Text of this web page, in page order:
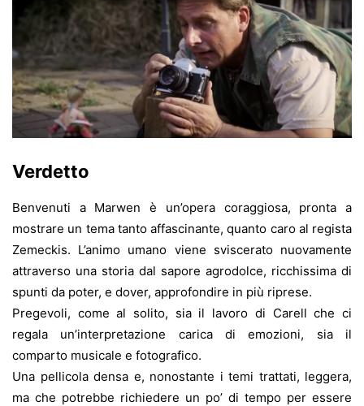
Verdetto
Benvenuti a Marwen è un’opera coraggiosa, pronta a
mostrare un tema tanto affascinante, quanto caro al regista
Zemeckis. L’animo umano viene sviscerato nuovamente
attraverso una storia dal sapore agrodolce, ricchissima di
spunti da poter, e dover, approfondire in più riprese.
Pregevoli, come al solito, sia il lavoro di Carell che ci
regala un’interpretazione carica di emozioni, sia il
comparto musicale e fotografico.
Una pellicola densa e, nonostante i temi trattati, leggera,
ma che potrebbe richiedere un po’ di tempo per essere